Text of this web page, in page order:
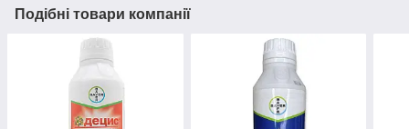
Подібні товари компанії